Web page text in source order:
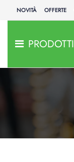
NOVITÀ OFFERTE
PRODOTTI